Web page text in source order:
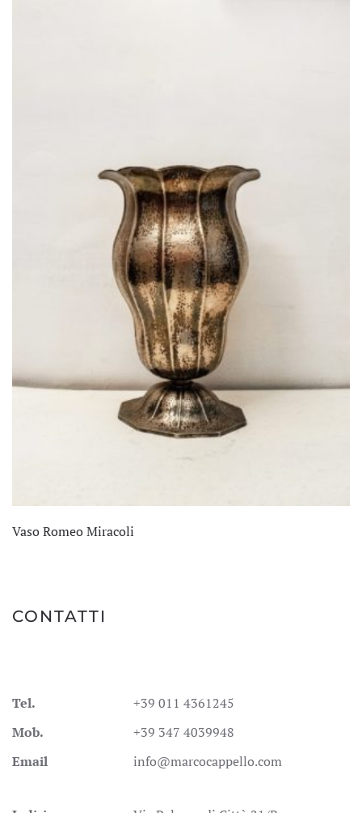
Vaso Romeo Miracoli
CONTATTI
Tel.
+39 011 4361245
Mob.
+39 347 4039948
Email
info@marcocappello.com